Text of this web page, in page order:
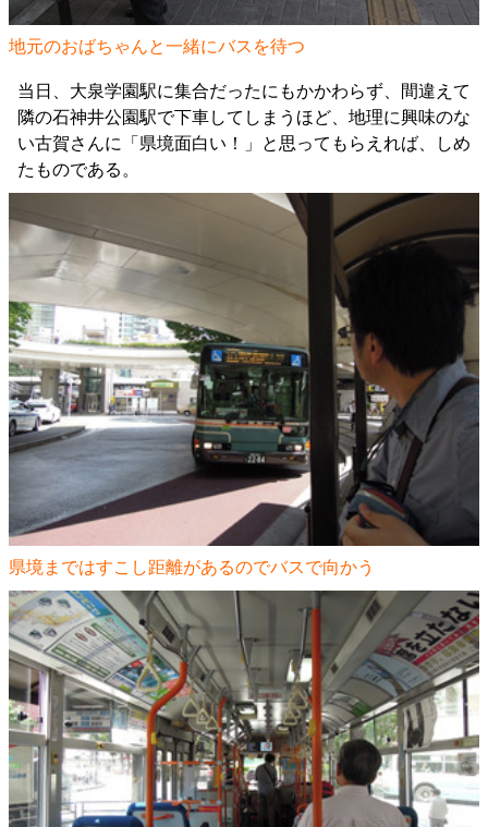
地元のおばちゃんと一緒にバスを待つ
当日、大泉学園駅に集合だったにもかかわらず、間違えて
隣の石神井公園駅で下車してしまうほど、地理に興味のな
い古賀さんに「県境面白い！」と思ってもらえれば、しめ
たものである。
県境まではすこし距離があるのでバスで向かう